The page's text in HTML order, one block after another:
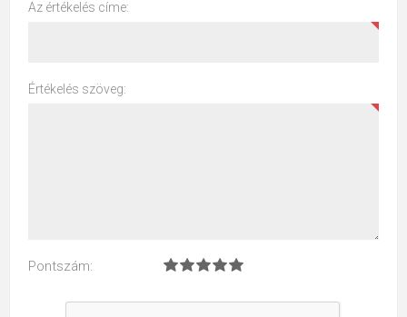
Az értékelés címe:
Értékelés szöveg:
Pontszám: